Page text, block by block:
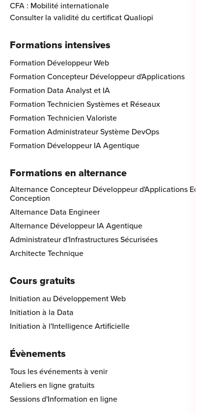
CFA : Mobilité internationale
Consulter la validité du certificat Qualiopi
Formations intensives
Formation Développeur Web
Formation Concepteur Développeur d'Applications
Formation Data Analyst et IA
Formation Technicien Systèmes et Réseaux
Formation Technicien Valoriste
Formation Administrateur Système DevOps
Formation Développeur IA Agentique
Formations en alternance
Alternance Concepteur Développeur d'Applications Eco-
Conception
Alternance Data Engineer
Alternance Développeur IA Agentique
Administrateur d'Infrastructures Sécurisées
Architecte Technique
Cours gratuits
Initiation au Développement Web
Initiation à la Data
Initiation à l'Intelligence Artificielle
Évènements
Tous les événements à venir
Ateliers en ligne gratuits
Sessions d'Information en ligne